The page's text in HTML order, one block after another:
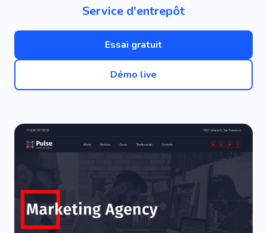
Service d'entrepôt
Essai gratuit
Démo live